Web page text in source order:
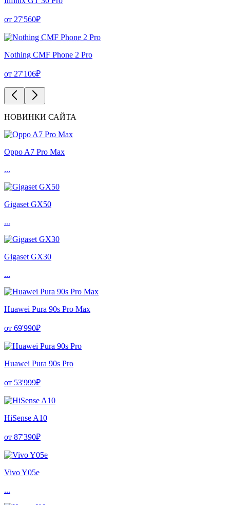
от 27'560₽
Nothing CMF Phone 2 Pro
от 27'106₽
НОВИНКИ САЙТА
Oppo A7 Pro Max
...
Gigaset GX50
...
Gigaset GX30
...
Huawei Pura 90s Pro Max
от 69'990₽
Huawei Pura 90s Pro
от 53'999₽
HiSense A10
от 87'390₽
Vivo Y05e
...